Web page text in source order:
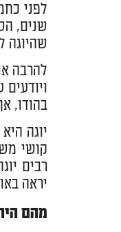
לפני
שנים,
שהיוגה
להרבה
בהודו,
יוגה
קושי
רבים
יראה
מהם